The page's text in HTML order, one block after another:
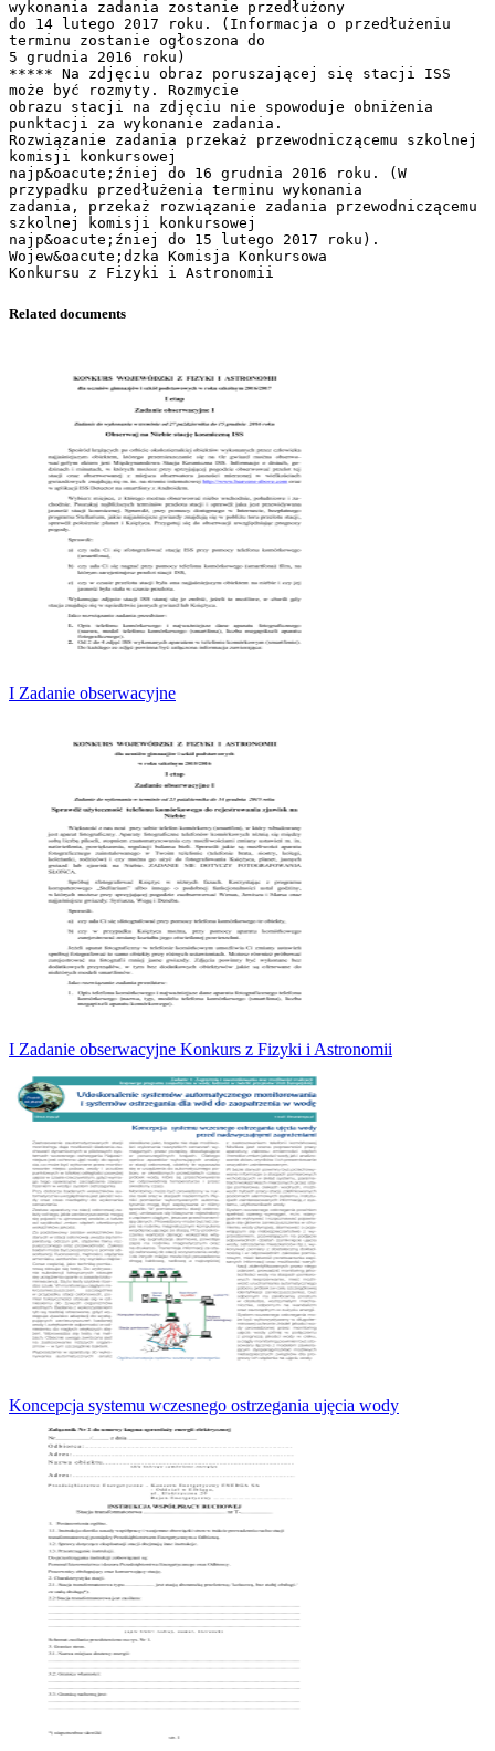
wykonania zadania zostanie przedłużony
do 14 lutego 2017 roku. (Informacja o przedłużeniu
terminu zostanie ogłoszona do
5 grudnia 2016 roku)
***** Na zdjęciu obraz poruszającej się stacji ISS
może być rozmyty. Rozmycie
obrazu stacji na zdjęciu nie spowoduje obniżenia
punktacji za wykonanie zadania.
Rozwiązanie zadania przekaż przewodniczącemu szkolnej
komisji konkursowej
najp&oacute;źniej do 16 grudnia 2016 roku. (W
przypadku przedłużenia terminu wykonania
zadania, przekaż rozwiązanie zadania przewodniczącemu
szkolnej komisji konkursowej
najp&oacute;źniej do 15 lutego 2017 roku).
Wojew&oacute;dzka Komisja Konkursowa
Related documents
I Zadanie obserwacyjne
I Zadanie obserwacyjne Konkurs z Fizyki i Astronomii
Koncepcja systemu wczesnego ostrzegania ujęcia wody